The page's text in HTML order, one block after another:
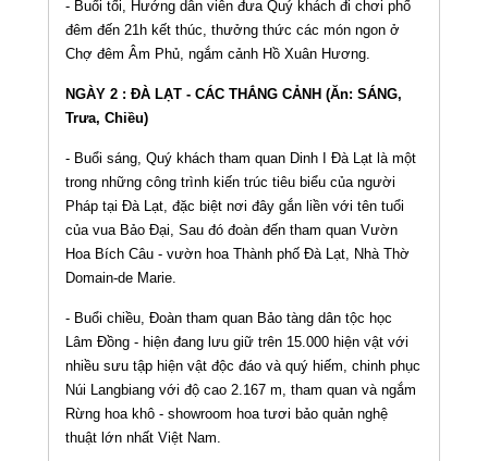
- Buổi tối, Hướng dẫn viên đưa Quý khách đi chơi phố
đêm đến 21h kết thúc, thưởng thức các món ngon ở
Chợ đêm Âm Phủ, ngắm cảnh Hồ Xuân Hương.
NGÀY 2 : ĐÀ LẠT - CÁC THẮNG CẢNH (Ăn: SÁNG,
Trưa, Chiều)
- Buổi sáng, Quý khách tham quan Dinh I Đà Lạt là một
trong những công trình kiến trúc tiêu biểu của người
Pháp tại Đà Lạt, đặc biệt nơi đây gắn liền với tên tuổi
của vua Bảo Đại, Sau đó đoàn đến tham quan Vườn
Hoa Bích Câu - vườn hoa Thành phố Đà Lạt, Nhà Thờ
Domain-de Marie.
- Buổi chiều, Đoàn tham quan Bảo tàng dân tộc học
Lâm Đồng - hiện đang lưu giữ trên 15.000 hiện vật với
nhiều sưu tập hiện vật độc đáo và quý hiếm, chinh phục
Núi Langbiang với độ cao 2.167 m, tham quan và ngắm
Rừng hoa khô - showroom hoa tươi bảo quản nghệ
thuật lớn nhất Việt Nam.